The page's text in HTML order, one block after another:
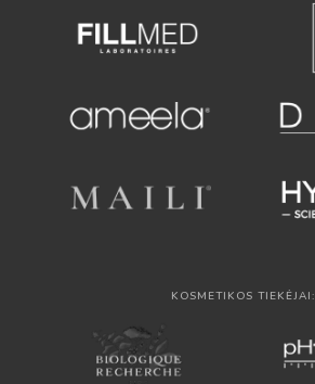
KOSMETIKOS TIEKĖJAI: